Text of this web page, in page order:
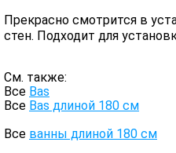
Прекрасно смотрится в
стен. Подходит для
См. также:
Все Bas
Все Bas длиной 180 см
Все ванны длиной 180 см